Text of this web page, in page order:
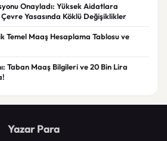
Onayladı: Yüksek Aidatlara
Çevre Yasasında Köklü Değişiklikler
Temel Maaş Hesaplama Tablosu ve
Taban Maaş Bilgileri ve 20 Bin Lira
Yazar Para